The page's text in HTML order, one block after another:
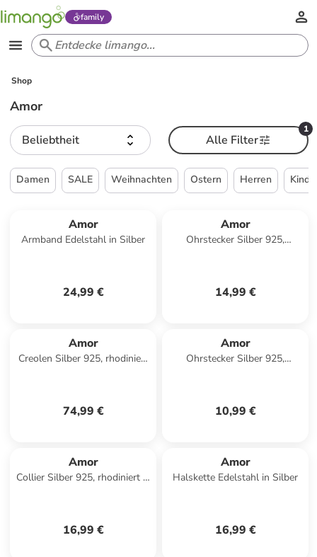
family
Shop
Amor
Beliebtheit
1
Alle Filter
Damen SALE Weihnachten Ostern Herren
Amor
Armband Edelstahl in Silber
24,99 €
Amor
Ohrstecker Silber 925,
14,99 €
Amor
Creolen Silber 925, rhodiniert
74,99 €
Amor
Ohrstecker Silber 925,
10,99 €
Amor
Collier Silber 925, rhodiniert in
16,99 €
Amor
Halskette Edelstahl in Silber
16,99 €